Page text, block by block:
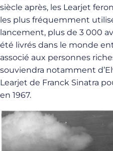
siècle après, les Learjet
les plus fréquemment
lancement, plus de 3 000
été livrés dans le monde
associé aux personnes
souviendra notamment
Learjet de Franck Sinatra
en 1967.